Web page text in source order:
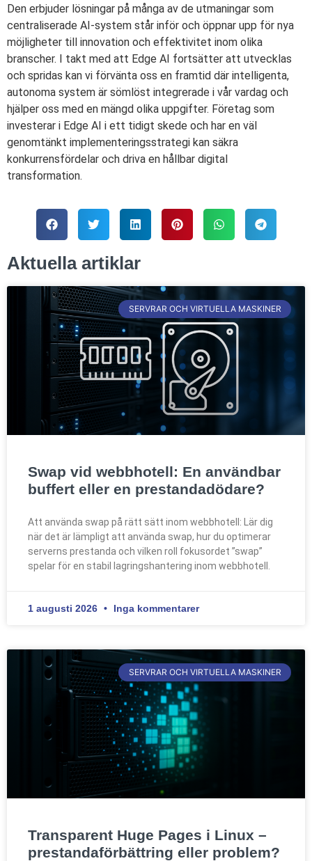
Den erbjuder lösningar på många av de utmaningar som
centraliserade AI-system står inför och öppnar upp för nya
möjligheter till innovation och effektivitet inom olika
branscher. I takt med att Edge AI fortsätter att utvecklas
och spridas kan vi förvänta oss en framtid där intelligenta,
autonoma system är sömlöst integrerade i vår vardag och
hjälper oss med en mängd olika uppgifter. Företag som
investerar i Edge AI i ett tidigt skede och har en väl
genomtänkt implementeringsstrategi kan säkra
konkurrensfördelar och driva en hållbar digital
transformation.
Aktuella artiklar
SERVRAR OCH VIRTUELLA MASKINER
Swap vid webbhotell: En användbar
buffert eller en prestandadödare?
Att använda swap på rätt sätt inom webbhotell: Lär dig
när det är lämpligt att använda swap, hur du optimerar
serverns prestanda och vilken roll fokusordet ”swap”
spelar för en stabil lagringshantering inom webbhotell.
1 augusti 2026 Inga kommentarer
SERVRAR OCH VIRTUELLA MASKINER
Transparent Huge Pages i Linux –
prestandaförbättring eller problem?